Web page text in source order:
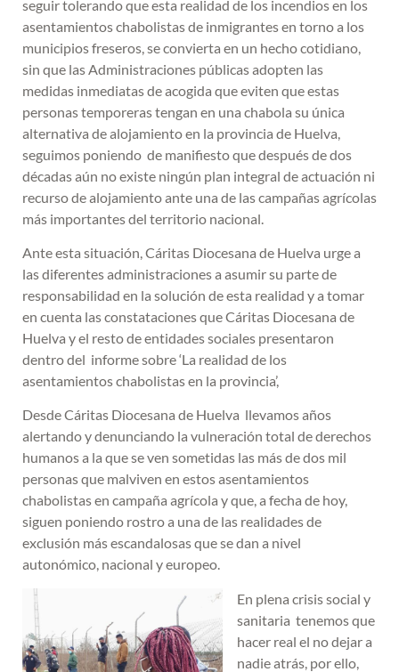
seguir tolerando que esta realidad de los incendios en los
asentamientos chabolistas de inmigrantes en torno a los
municipios freseros, se convierta en un hecho cotidiano,
sin que las Administraciones públicas adopten las
medidas inmediatas de acogida que eviten que estas
personas temporeras tengan en una chabola su única
alternativa de alojamiento en la provincia de Huelva,
seguimos poniendo de manifiesto que después de dos
décadas aún no existe ningún plan integral de actuación ni
recurso de alojamiento ante una de las campañas agrícolas
más importantes del territorio nacional.
Ante esta situación, Cáritas Diocesana de Huelva urge a
las diferentes administraciones a asumir su parte de
responsabilidad en la solución de esta realidad y a tomar
en cuenta las constataciones que Cáritas Diocesana de
Huelva y el resto de entidades sociales presentaron
dentro del informe sobre ‘La realidad de los
asentamientos chabolistas en la provincia’,
Desde Cáritas Diocesana de Huelva llevamos años
alertando y denunciando la vulneración total de derechos
humanos a la que se ven sometidas las más de dos mil
personas que malviven en estos asentamientos
chabolistas en campaña agrícola y que, a fecha de hoy,
siguen poniendo rostro a una de las realidades de
exclusión más escandalosas que se dan a nivel
autonómico, nacional y europeo.
En plena crisis social y
sanitaria tenemos que
hacer real el no dejar a
nadie atrás, por ello,